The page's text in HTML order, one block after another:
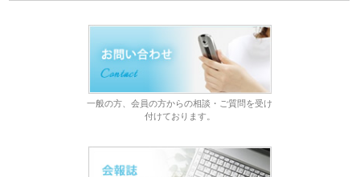
一般の方、会員の方からの相談・ご質問を受け
付けております。